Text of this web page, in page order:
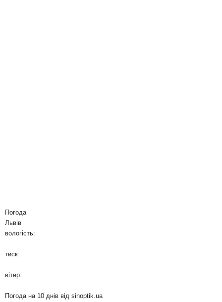
Погода
Львів
вологість:
тиск:
вітер:
Погода на 10 днів від sinoptik.ua